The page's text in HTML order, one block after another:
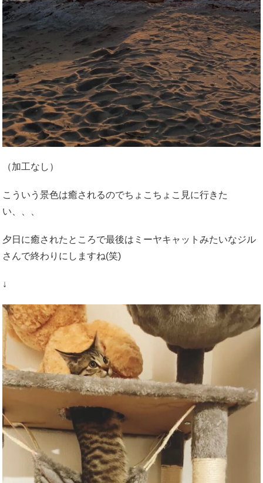
（加工なし）
こういう景色は癒されるのでちょこちょこ見に行きた
い、、、
夕日に癒されたところで最後はミーヤキャットみたいなジル
さんで終わりにしますね(笑)
↓